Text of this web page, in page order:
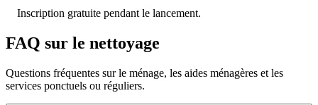
Inscription gratuite pendant le lancement.
FAQ sur le nettoyage
Questions fréquentes sur le ménage, les aides ménagères et les
services ponctuels ou réguliers.